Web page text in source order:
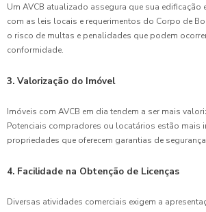
Um AVCB atualizado assegura que sua edificação
com as leis locais e requerimentos do Corpo de
o risco de multas e penalidades que podem
conformidade.
3. Valorização do Imóvel
Imóveis com AVCB em dia tendem a ser mais
Potenciais compradores ou locatários estão mais
propriedades que oferecem garantias de
4. Facilidade na Obtenção de Licenças
Diversas atividades comerciais exigem a